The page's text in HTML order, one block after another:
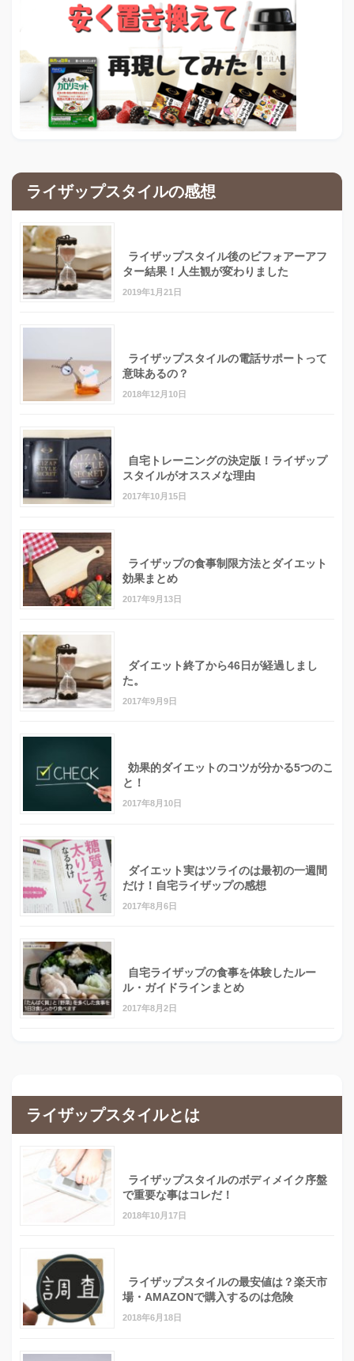
ライザップスタイルの感想
ライザップスタイル後のビフォアーアフ
ター結果！人生観が変わりました
2019年1月21日
ライザップスタイルの電話サポートって
意味あるの？
2018年12月10日
自宅トレーニングの決定版！ライザップ
スタイルがオススメな理由
2017年10月15日
ライザップの食事制限方法とダイエット
効果まとめ
2017年9月13日
ダイエット終了から46日が経過しまし
た。
2017年9月9日
効果的ダイエットのコツが分かる5つのこ
と！
2017年8月10日
ダイエット実はツライのは最初の一週間
だけ！自宅ライザップの感想
2017年8月6日
自宅ライザップの食事を体験したルー
ル・ガイドラインまとめ
2017年8月2日
ライザップスタイルとは
ライザップスタイルのボディメイク序盤
で重要な事はコレだ！
2018年10月17日
ライザップスタイルの最安値は？楽天市
場・AMAZONで購入するのは危険
2018年6月18日